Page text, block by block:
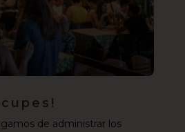
de administrar los